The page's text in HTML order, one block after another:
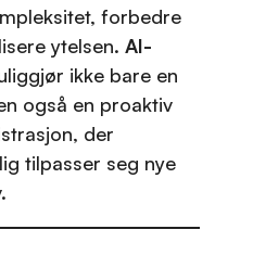
forbedre
ytelsen.AI-
ikke bare en
også en proaktiv
der
tilpasser seg nye